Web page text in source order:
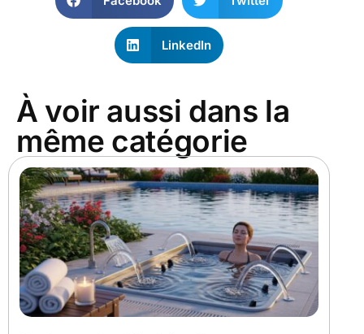
LinkedIn
À voir aussi dans la
même catégorie